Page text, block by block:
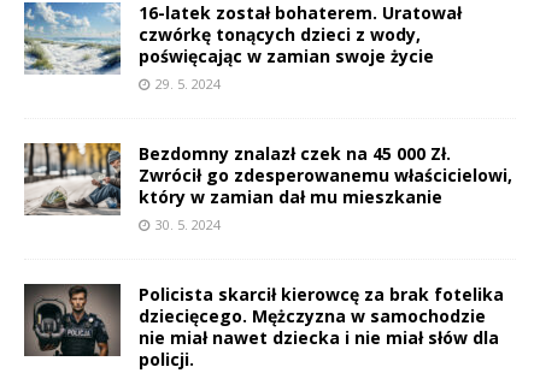
16-latek został bohaterem. Uratował
czwórkę tonących dzieci z wody,
poświęcając w zamian swoje życie
29. 5. 2024
Bezdomny znalazł czek na 45 000 Zł.
Zwrócił go zdesperowanemu właścicielowi,
który w zamian dał mu mieszkanie
30. 5. 2024
Policista skarcił kierowcę za brak fotelika
dziecięcego. Mężczyzna w samochodzie
nie miał nawet dziecka i nie miał słów dla
policji.